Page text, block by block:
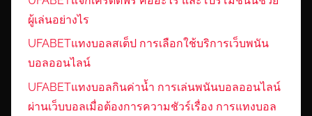
ผู้เล่นอย่างไร
UFABETแทงบอลสเต็ป การเลือกใช้บริการเว็บพนัน
บอลออนไลน์
UFABETแทงบอลกินค่าน้ำ การเล่นพนันบอลออนไลน์
ผ่านเว็บบอลเมื่อต้องการความชัวร์เรื่อง การแทงบอล